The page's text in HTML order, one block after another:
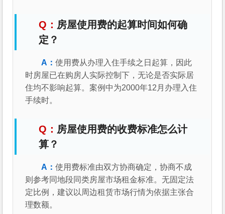
房屋使用费的起算时间如何确
定？
使用费从办理入住手续之日起算，因此
时房屋已在购房人实际控制下，无论是否实际居
住均不影响起算。案例中为2000年12月办理入住
手续时。
房屋使用费的收费标准怎么计
算？
使用费标准由双方协商确定，协商不成
则参考同地段同类房屋市场租金标准。无固定法
定比例，建议以周边租赁市场行情为依据主张合
理数额。